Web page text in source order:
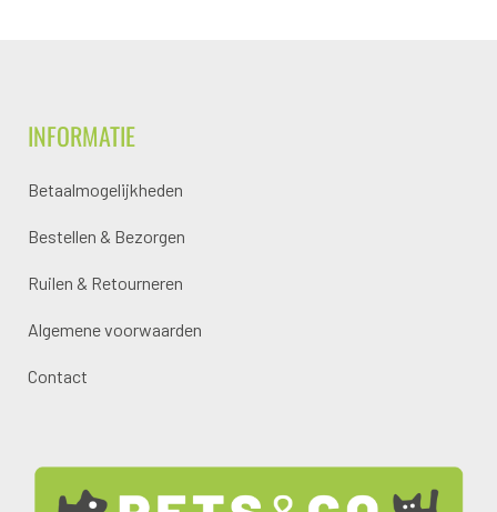
INFORMATIE
Betaalmogelijkheden
Bestellen & Bezorgen
Ruilen & Retourneren
Algemene voorwaarden
Contact